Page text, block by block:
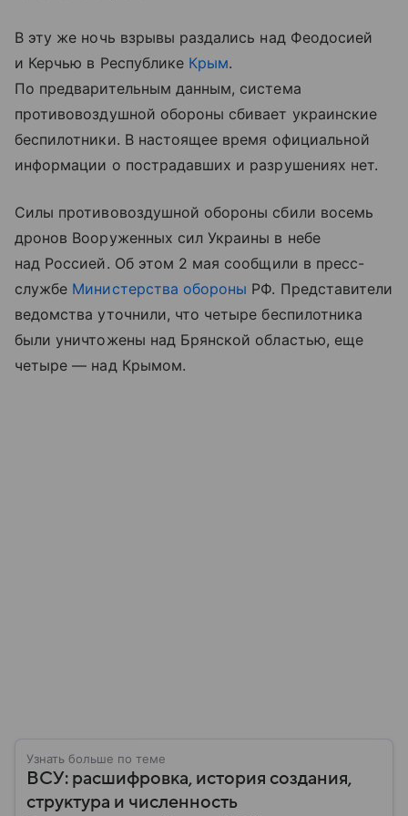
В эту же ночь взрывы раздались над Феодосией
и Керчью в Республике Крым.
По предварительным данным, система
противовоздушной обороны сбивает украинские
беспилотники. В настоящее время официальной
информации о пострадавших и разрушениях нет.
Силы противовоздушной обороны сбили восемь
дронов Вооруженных сил Украины в небе
над Россией. Об этом 2 мая сообщили в пресс-
службе Министерства обороны РФ. Представители
ведомства уточнили, что четыре беспилотника
были уничтожены над Брянской областью, еще
четыре — над Крымом.
Узнать больше по теме
ВСУ: расшифровка, история создания,
структура и численность